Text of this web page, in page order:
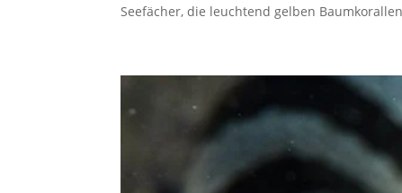
Seefächer, die leuchtend gelben